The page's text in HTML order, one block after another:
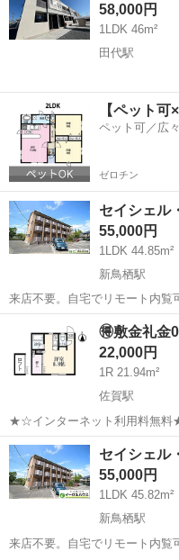
58,000円
1LDK 46m²
田代駅
田代駅
【ペット
ペット可／広
ゼロチン
セイシェル
55,000円
1LDK 44.85m²
新鳥栖駅
来店不要。自宅でリモート内覧
新鳥栖駅
🉐敷金礼金
22,000円
1R 21.94m²
佐賀駅
★☆インターネット利用料無
佐賀 佐賀市 佐賀駅
セイシェル
55,000円
1LDK 45.82m²
新鳥栖駅
来店不要。自宅でリモート内覧